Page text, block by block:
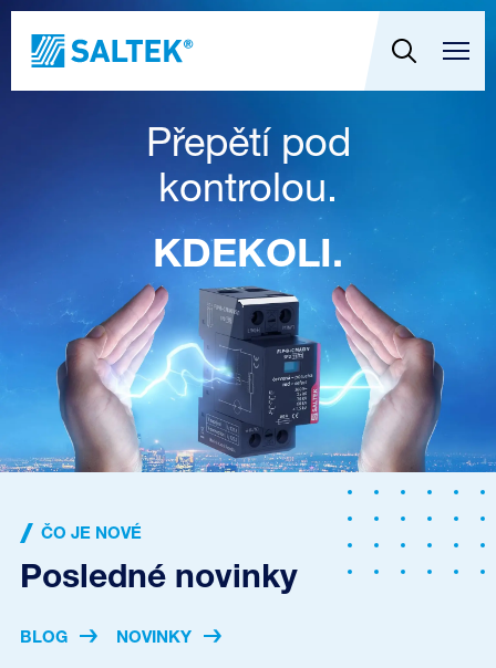
Přepětí pod
kontrolou.
KDEKOLI.
ČO JE NOVÉ
Posledné novinky
BLOG NOVINKY